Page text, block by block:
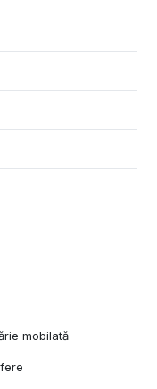
mobilată